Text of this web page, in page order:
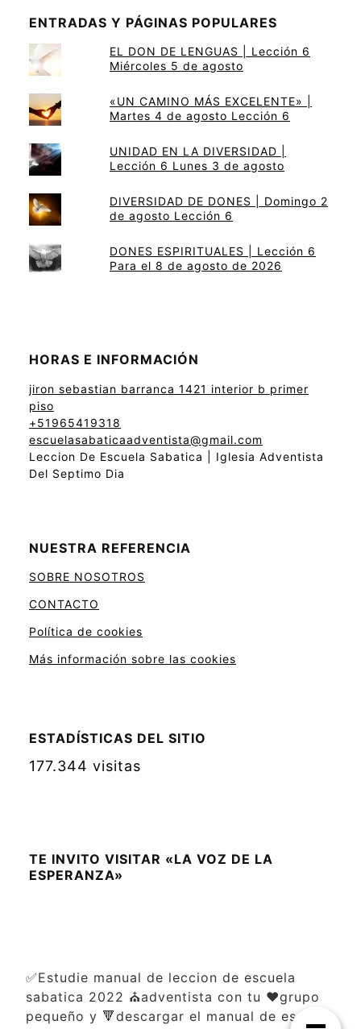
ENTRADAS Y PÁGINAS POPULARES
EL DON DE LENGUAS | Lección 6
Miércoles 5 de agosto
«UN CAMINO MÁS EXCELENTE» |
Martes 4 de agosto Lección 6
UNIDAD EN LA DIVERSIDAD |
Lección 6 Lunes 3 de agosto
DIVERSIDAD DE DONES | Domingo 2
de agosto Lección 6
DONES ESPIRITUALES | Lección 6
Para el 8 de agosto de 2026
HORAS E INFORMACIÓN
jiron sebastian barranca 1421 interior b primer
piso
+51965419318
escuelasabaticaadventista@gmail.com
Leccion De Escuela Sabatica | Iglesia Adventista
Del Septimo Dia
NUESTRA REFERENCIA
SOBRE NOSOTROS
CONTACTO
Política de cookies
Más información sobre las cookies
ESTADÍSTICAS DEL SITIO
177.344 visitas
TE INVITO VISITAR «LA VOZ DE LA
ESPERANZA»
✅Estudie manual de leccion de escuela
sabatica 2022 ⛪adventista con tu ❤️grupo
pequeño y 🔻descargar el manual de escuela